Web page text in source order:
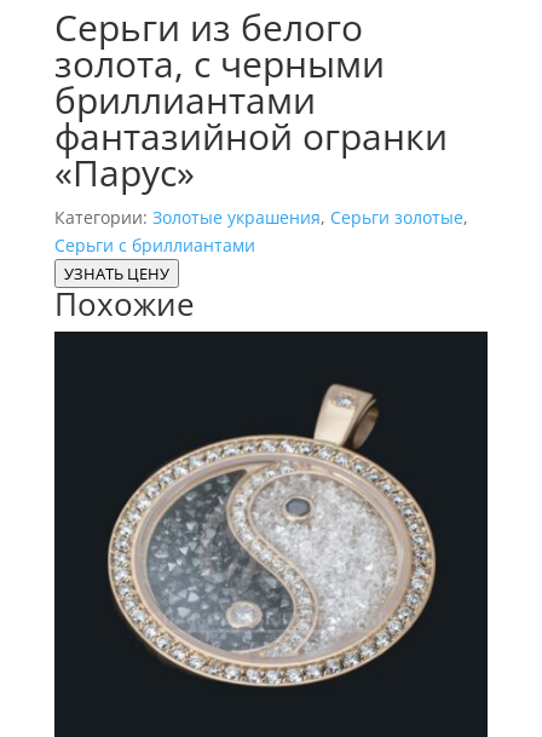
Серьги из белого
золота, с черными
бриллиантами
фантазийной огранки
«Парус»
Категории: Золотые украшения, Серьги золотые,
Серьги с бриллиантами
УЗНАТЬ ЦЕНУ
Похожие